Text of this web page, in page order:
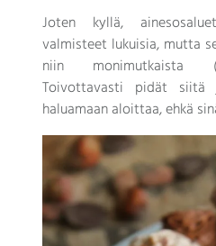
Joten kyllä,
valmisteet lukuisia, mutta
niin monimutkaista
Toivottavasti pidät
haluamaan aloittaa, ehkä